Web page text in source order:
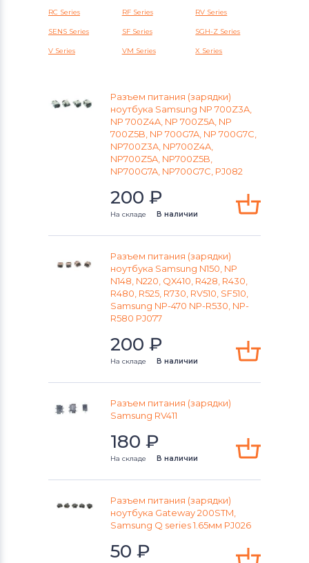
Аккумуляторы для радиостанций
Lenovo
Gateway
Разъемы питания для ноутбуков
Разъемы питания для ноутбуков
Compaq
Разъемы питания для ноутбуков
Разъемы питания для ноутбуков
Разъемы питания для ноутбуков
Разъемы питания для ноутбуков
Разъемы питания для ноутбуков
Разъемы питания для ноутбуков
Разъемы питания для ноутбуков
RC Series RF Series RV Series
SENS Series SF Series SGH-Z Series
V Series VM Series X Series
Разъем питания (зарядки)
ноутбука Samsung NP 700Z3A,
NP 700Z4A, NP 700Z5A, NP
700Z5B, NP 700G7A, NP 700G7C,
NP700Z3A, NP700Z4A,
NP700Z5A, NP700Z5B,
NP700G7A, NP700G7C, PJ082
200 ₽
На складе В наличии
Разъем питания (зарядки)
ноутбука Samsung N150, NP
N148, N220, QX410, R428, R430,
R480, R525, R730, RV510, SF510,
Samsung NP-470 NP-R530, NP-
R580 PJ077
200 ₽
На складе В наличии
Разъем питания (зарядки)
Samsung RV411
180 ₽
На складе В наличии
Разъем питания (зарядки)
ноутбука Gateway 200STM,
Samsung Q series 1.65мм PJ026
50 ₽